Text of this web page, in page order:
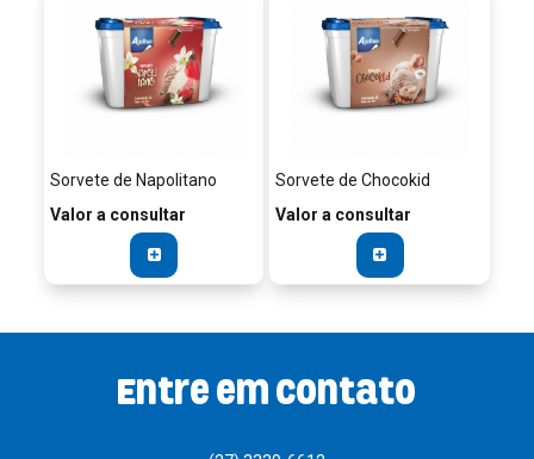
Sorvete de Napolitano
Valor a consultar
Sorvete de Chocokid
Valor a consultar
Entre em contato